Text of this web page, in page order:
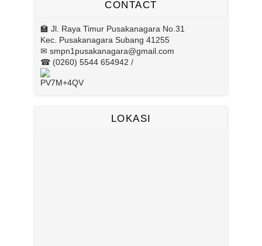
CONTACT
🏫 Jl. Raya Timur Pusakanagara No.31
Kec. Pusakanagara Subang 41255
✉ smpn1pusakanagara@gmail.com
☎ (0260) 5544 654942 /
PV7M+4QV
LOKASI